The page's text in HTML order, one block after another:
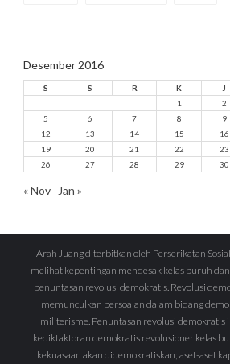
Desember 2016
S S R K J
1
2
5
6 7 8 9
12
13 14 15 16
19
20 21 22 23
26
27 28 29 30
« Nov Jan »
Arah Juang diterbitkan oleh Perserikatan
melihat kepentingan mendesak kelas buruh
penuntasan revolusi demokratis. Revolusi
memunculkan persoalan dalam bidang
militerisme. Penuntasan revolusi demokratis
kediktaktoran demokratis revolusioner kelas
kekuasaan akan didemokratiskan; aset-aset